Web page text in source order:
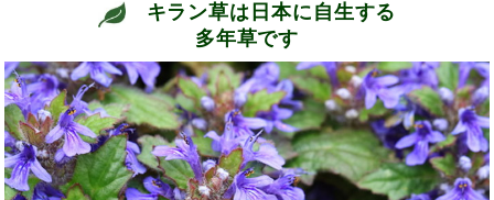
キラン草は日本に自生する
多年草です